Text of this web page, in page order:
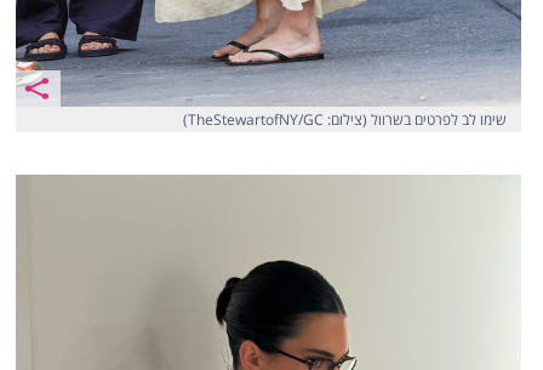
שימו לב לפרטים בשרוול (צילום: TheStewartofNY/GC)